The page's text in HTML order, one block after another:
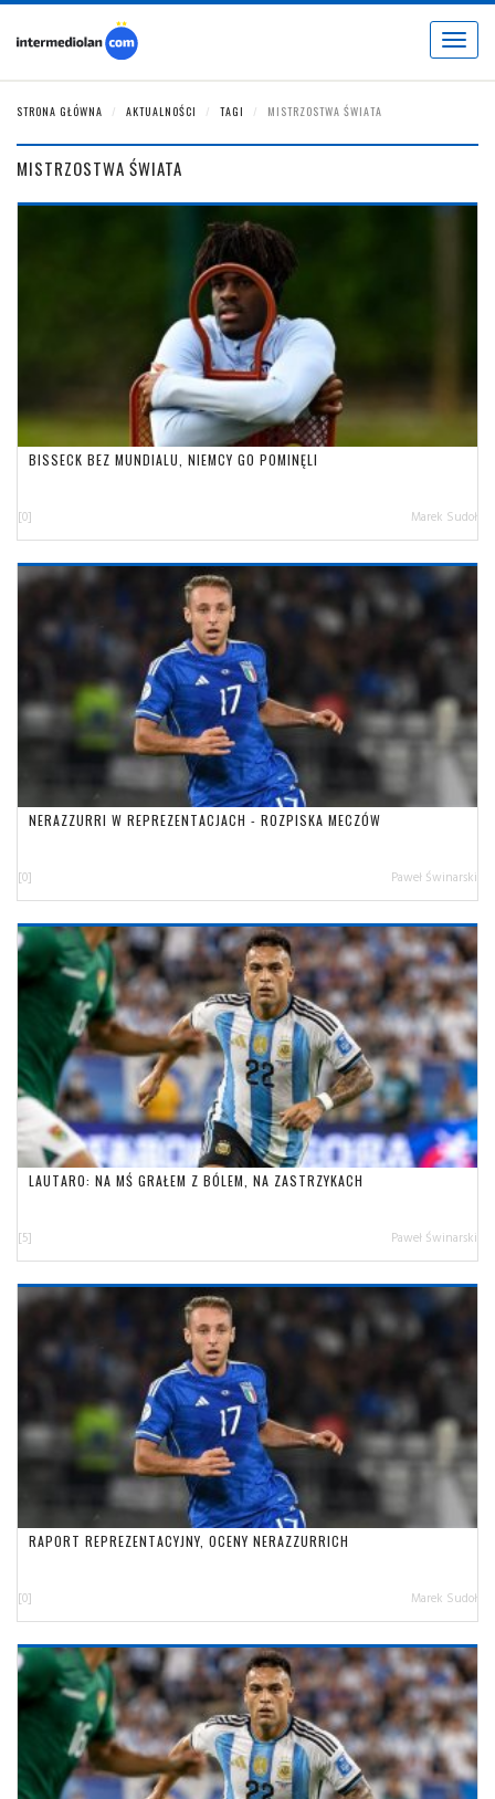
Toggle
STRONA GŁÓWNA AKTUALNOŚCI TAGI MISTRZOSTWA ŚWIATA
MISTRZOSTWA ŚWIATA
BISSECK BEZ MUNDIALU, NIEMCY GO POMINĘLI
[0] Marek Sudoł
NERAZZURRI W REPREZENTACJACH - ROZPISKA MECZÓW
[0] Paweł Świnarski
LAUTARO: NA MŚ GRAŁEM Z BÓLEM, NA ZASTRZYKACH
[5] Paweł Świnarski
RAPORT REPREZENTACYJNY, OCENY NERAZZURRICH
[0] Marek Sudoł